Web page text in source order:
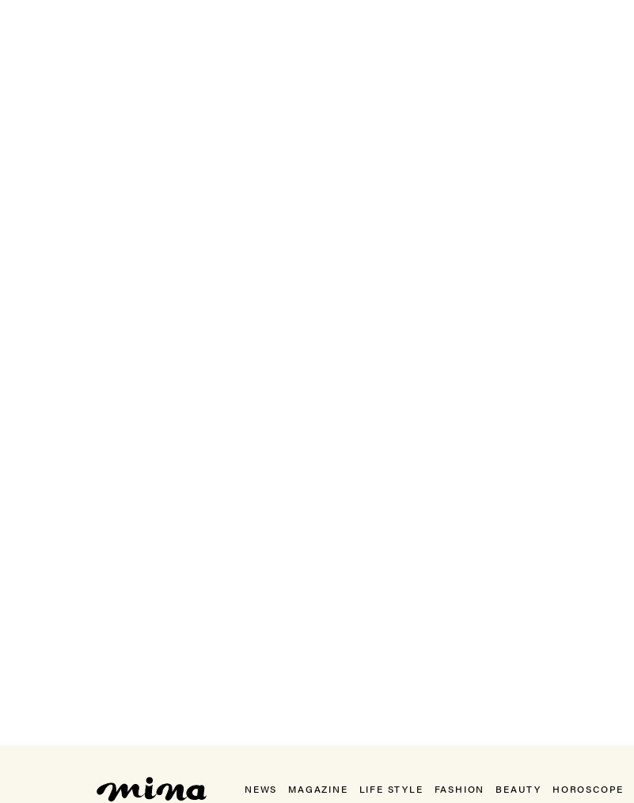
NEWS MAGAZINE LIFE STYLE FASHION BEAUTY HOROSCOPE